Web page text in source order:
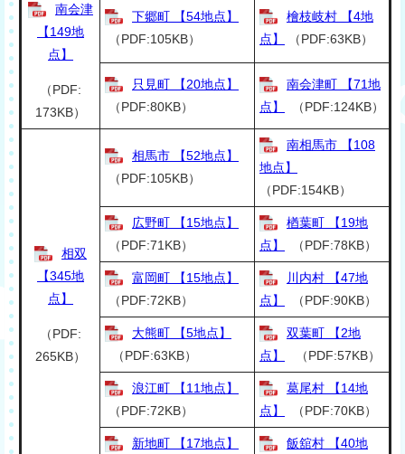
南会津
【149地
点】
（PDF:
173KB）
下郷町 【54地点】
（PDF:105KB）
檜枝岐村 【4地
点】
（PDF:63KB）
只見町 【20地点】
（PDF:80KB）
南会津町 【71地
点】
（PDF:124KB）
相双
【345地
点】
（PDF:
265KB）
相馬市 【52地点】
（PDF:105KB）
南相馬市 【108
地点】
（PDF:154KB）
広野町 【15地点】
（PDF:71KB）
楢葉町 【19地
点】
（PDF:78KB）
富岡町 【15地点】
（PDF:72KB）
川内村 【47地
点】
（PDF:90KB）
大熊町 【5地点】
（PDF:63KB）
双葉町 【2地
点】
（PDF:57KB）
浪江町 【11地点】
（PDF:72KB）
葛尾村 【14地
点】
（PDF:70KB）
新地町 【17地点】
飯舘村 【40地